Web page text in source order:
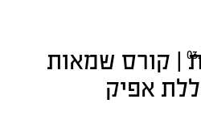
| קורס שמאות
אפיק